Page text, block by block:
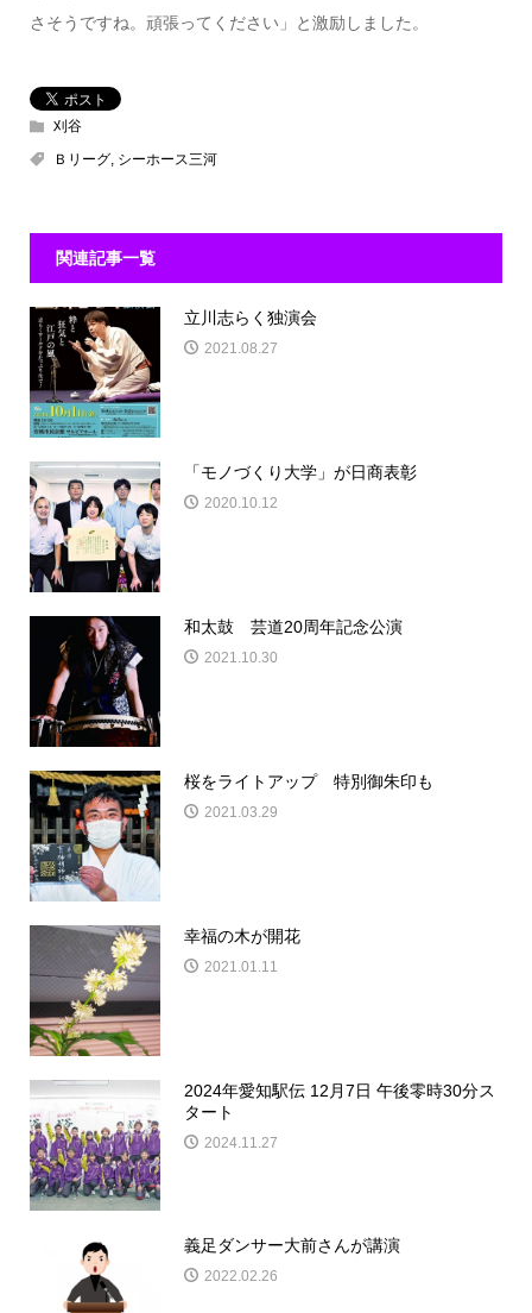
さそうですね。頑張ってください」と激励しました。
刈谷
Ｂリーグ, シーホース三河
関連記事一覧
立川志らく独演会
2021.08.27
「モノづくり大学」が日商表彰
2020.10.12
和太鼓 芸道20周年記念公演
2021.10.30
桜をライトアップ 特別御朱印も
2021.03.29
幸福の木が開花
2021.01.11
2024年愛知駅伝 12月7日 午後零時30分ス
タート
2024.11.27
義足ダンサー大前さんが講演
2022.02.26